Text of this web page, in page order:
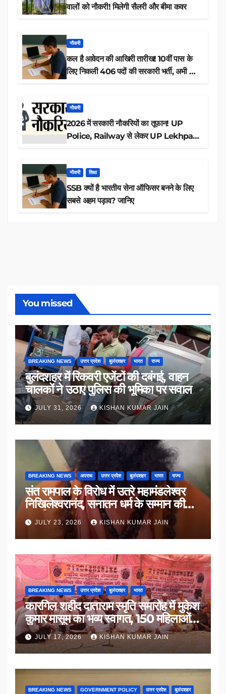
वालों को नौकरी! मिलेगी सैलरी और बीमा कवर
नौकरी
कल है आवेदन की आखिरी तारीख! 10वीं पास के
लिए निकली 406 पदों की सरकारी भर्ती, अभी करें
नौकरी
2026 में सरकारी नौकरियों का तूफान! UP
Police, Railway से लेकर UP Lekhpal
नौकरी शिक्षा
SSB क्यों है भारतीय सेना ऑफिसर बनने के लिए
सबसे अहम पड़ाव? जानिए
You missed
BREAKING NEWS उत्तर प्रदेश बुलंदशहर भारत राज्य
बुलंदशहर में रिकवरी एजेंटों की दबंगई, वाहन
चालकों ने उठाए पुलिस की भूमिका पर सवाल
JULY 31, 2026 KISHAN KUMAR JAIN
BREAKING NEWS अपराध उत्तर प्रदेश बुलंदशहर भारत राज्य
संत रामपाल के विरोध में उतरे महामंडलेश्वर
निखिलेश्वरानंद, सनातन धर्म के सम्मान की
उठाई मांग
JULY 23, 2026 KISHAN KUMAR JAIN
BREAKING NEWS उत्तर प्रदेश बुलंदशहर भारत
कारगिल शहीद दाताराम स्मृति समारोह में मुकेश
कुमार मासूम का भव्य स्वागत, 150 महिलाओं
का सम्मान
JULY 17, 2026 KISHAN KUMAR JAIN
BREAKING NEWS GOVERNMENT POLICY उत्तर प्रदेश बुलंदशहर